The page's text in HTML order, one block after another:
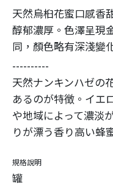
天然烏桕花蜜口感香
醇郁濃厚。色澤呈現
同，顏色略有深淺變
----------
天然ナンキンハゼの
あるのが特徴。イエ
や地域によって濃淡
りが漂う香り高い蜂
規格說明
罐